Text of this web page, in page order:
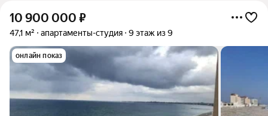
10 900 000 ₽
47,1 м² апартаменты-студия 9 этаж из 9
онлайн показ